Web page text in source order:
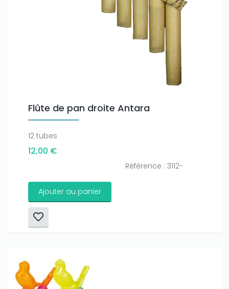
Flûte de pan droite Antara
12 tubes
12,00 €
Référence : 3112-
Ajouter au panier